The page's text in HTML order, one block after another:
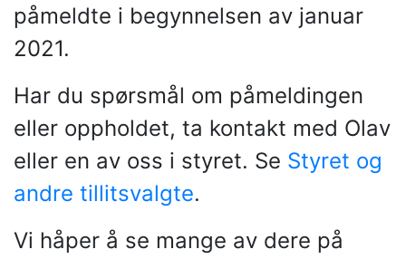
påmeldte i begynnelsen av januar
2021.
Har du spørsmål om påmeldingen
eller oppholdet, ta kontakt med Olav
eller en av oss i styret. Se Styret og
andre tillitsvalgte.
Vi håper å se mange av dere på